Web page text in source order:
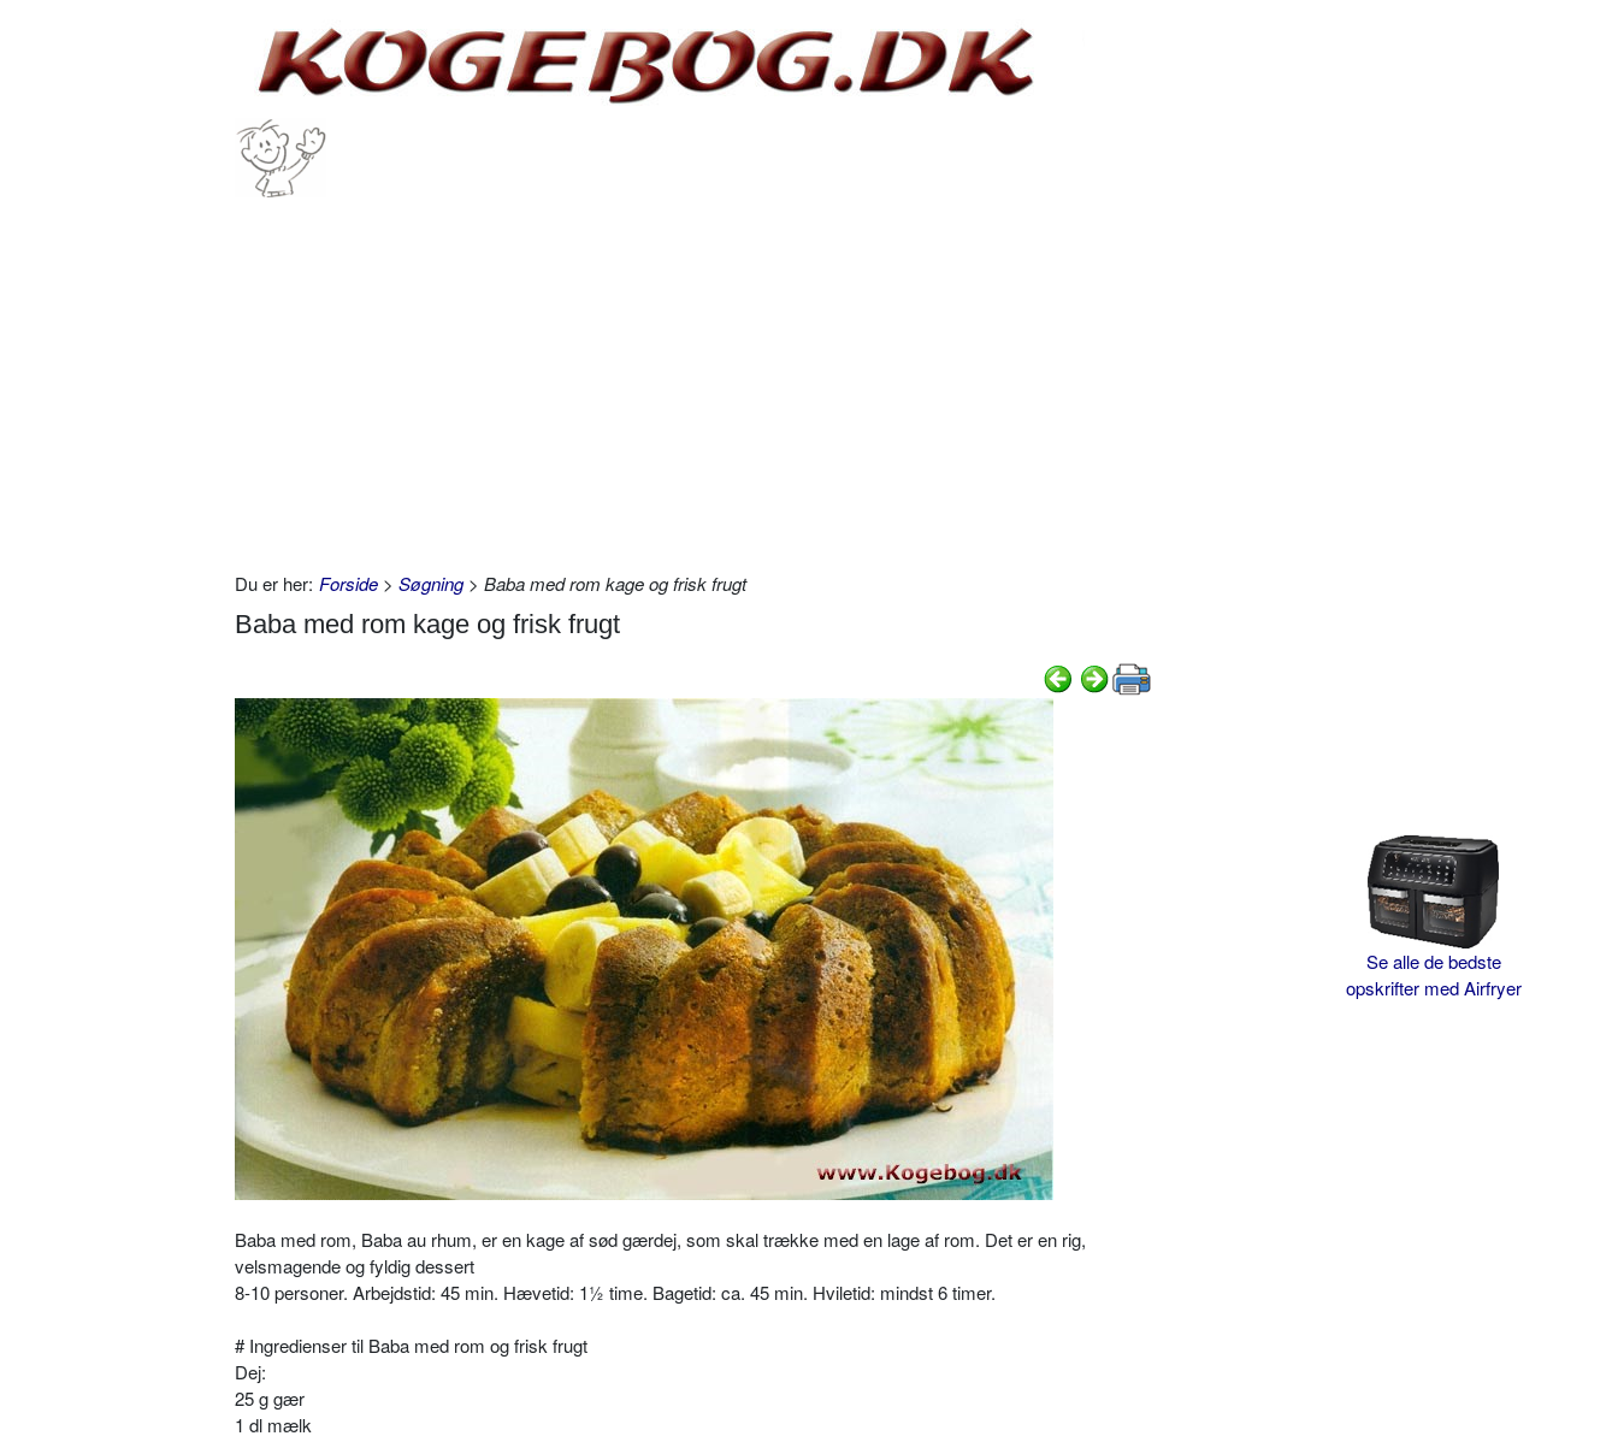
Du er her: Forside > Søgning> Baba med rom kage og frisk frugt
Baba med rom kage og frisk frugt
Baba med rom, Baba au rhum, er en kage af sød gærdej, som skal trække med en lage af rom. Det er en rig,
velsmagende og fyldig dessert
8-10 personer. Arbejdstid: 45 min. Hævetid: 1½ time. Bagetid: ca. 45 min. Hviletid: mindst 6 timer.
# Ingredienser til Baba med rom og frisk frugt
Dej:
25 g gær
1 dl mælk
Se alle de bedste
opskrifter med Airfryer